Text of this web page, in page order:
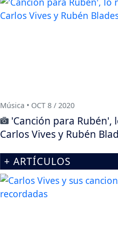
Música • OCT 8 / 2020
'Canción para Rubén',
Carlos Vives y Rubén
+ ARTÍCULOS